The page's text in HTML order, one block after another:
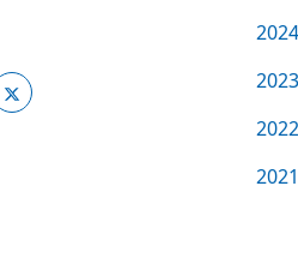
2024
2023
2022
2021